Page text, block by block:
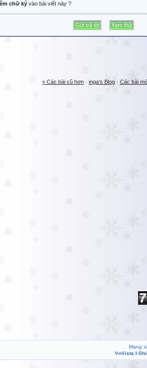
chữ ký vào bài viết này ?
« Các bài cũ hơn · inga's Blog · Các bài
Mạng
VnVista I-